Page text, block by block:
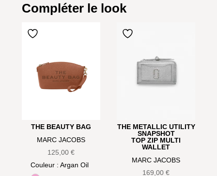
Compléter le look
THE BEAUTY BAG
MARC JACOBS
125,00 €
Couleur : Argan Oil
THE METALLIC UTILITY
SNAPSHOT
TOP ZIP MULTI
WALLET
MARC JACOBS
169,00€